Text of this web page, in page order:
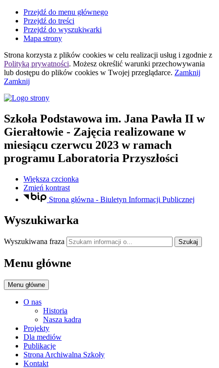
Przejdź do menu głównego
Przejdź do treści
Przejdź do wyszukiwarki
Mapa strony
Strona korzysta z plików cookies w celu realizacji usług i zgodnie z
Polityką prywatności. Możesz określić warunki przechowywania
lub dostępu do plików cookies w Twojej przeglądarce. Zamknij
Zamknij
Szkoła Podstawowa im. Jana Pawła II w
Gierałtowie - Zajęcia realizowane w
miesiącu czerwcu 2023 w ramach
programu Laboratoria Przyszłości
Większa czcionka
Zmień kontrast
Strona główna - Biuletyn Informacji Publicznej
Wyszukiwarka
Wyszukiwana fraza Szukaj
Menu główne
Menu główne
O nas
Historia
Nasza kadra
Projekty
Dla mediów
Publikacje
Strona Archiwalna Szkoły
Kontakt